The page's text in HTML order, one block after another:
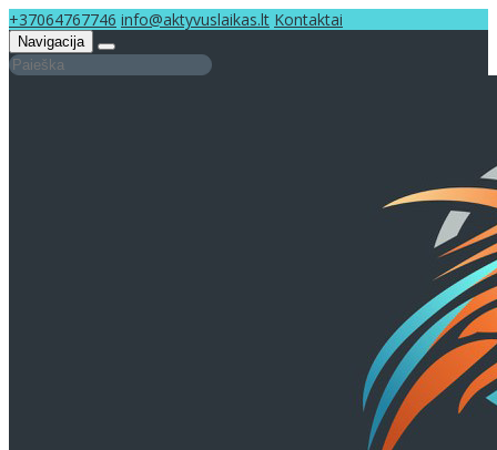
+37064767746 info@aktyvuslaikas.lt Kontaktai
Navigacija